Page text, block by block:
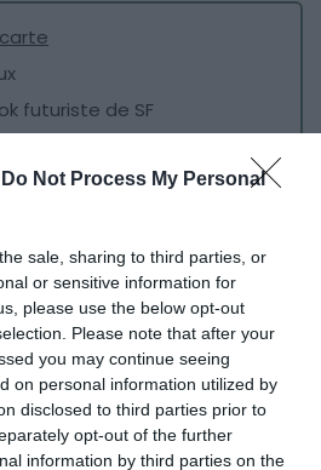
Do Not Process My Personal
sale, sharing to third parties, or
or sensitive information for
please use the below opt-out
Please note that after your
you may continue seeing
on personal information utilized by
disclosed to third parties prior to
opt-out of the further
information by third parties on the
futuriste de SF
se trouve à seulement
stade de footballSantiago-
juste 5m à pied vous
le quartier chic deSalamanca
parfait pour explorer la
et les boutiques de créateurs.
par un architecte international